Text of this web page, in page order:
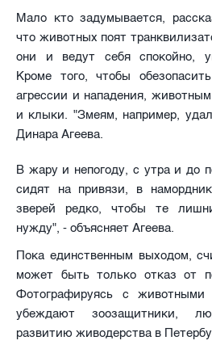
Мало кто задумывается,
что животных поят
они и ведут себя спокойно,
Кроме того, чтобы
агрессии и нападения,
и клыки. "Змеям, например,
Динара Агеева.
В жару и непогоду, с утра и до
сидят на привязи, в
зверей редко, чтобы те
нужду", - объясняет Агеева.
Пока единственным выходом,
может быть только отказ от
Фотографируясь с
убеждают зоозащитники,
развитию живодерства в